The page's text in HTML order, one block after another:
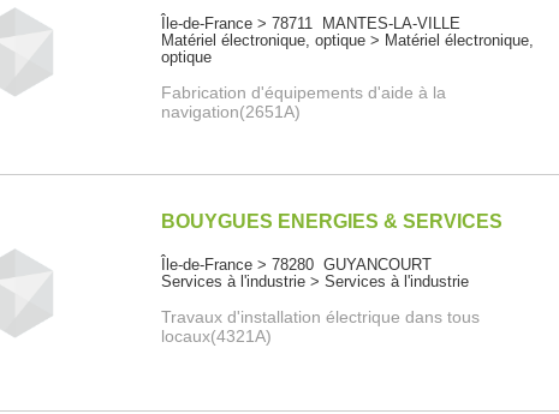
Île-de-France > 78711 MANTES-LA-VILLE
Matériel électronique, optique > Matériel électronique,
optique
Fabrication d'équipements d'aide à la
navigation(2651A)
BOUYGUES ENERGIES & SERVICES
Île-de-France > 78280 GUYANCOURT
Services à l'industrie > Services à l'industrie
Travaux d'installation électrique dans tous
locaux(4321A)